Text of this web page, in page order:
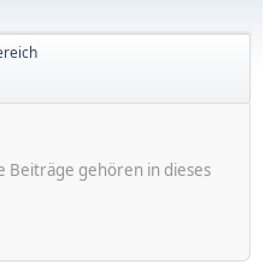
Beiträge gehören in dieses